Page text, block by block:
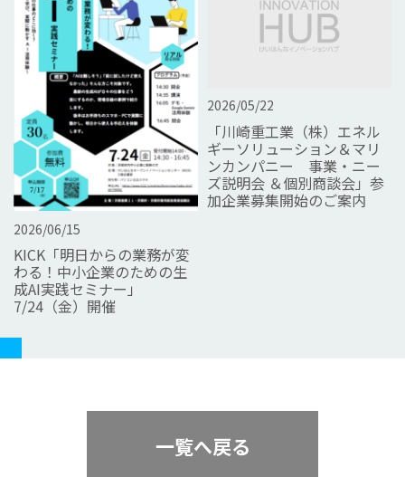
2026/06/15
KICK「明日からの業務が変
わる！中小企業のための生
成AI実践セミナー」
7/24（金）開催
2026/05/22
「川崎重工業（株）エネル
ギーソリューション＆マリ
ンカンパニー 事業・ニー
ズ説明会 ＆個別商談会」参
加企業募集開始のご案内
一覧へ戻る